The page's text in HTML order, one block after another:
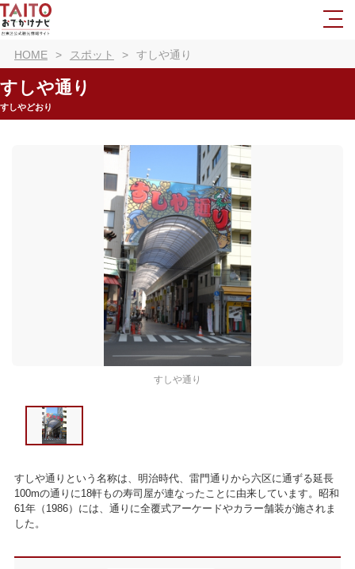
HOME スポット すしや通り
すしや通り
すしやどおり
すしや通り
すしや通りという名称は、明治時代、雷門通りから六区に通ずる延長
100mの通りに18軒もの寿司屋が連なったことに由来しています。昭和
61年（1986）には、通りに全覆式アーケードやカラー舗装が施されま
した。